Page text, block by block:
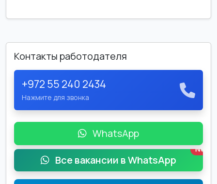
Контакты работодателя
+972 55 240 2434
Нажмите для звонка
WhatsApp
Все вакансии в WhatsApp
New